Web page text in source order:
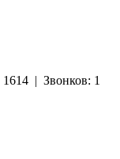
1614 | Звонков: 1